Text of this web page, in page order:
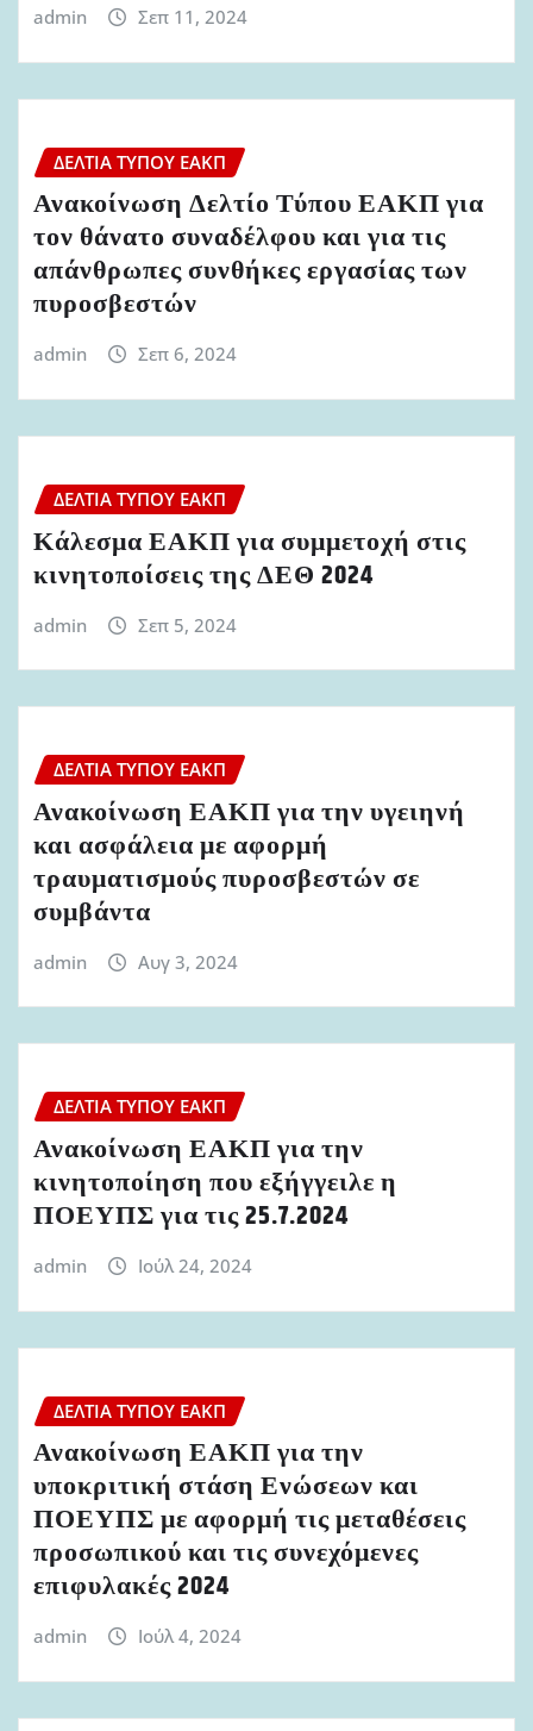
admin Σεπ 11, 2024
ΔΕΛΤΊΑ ΤΎΠΟΥ ΕΑΚΠ
Ανακοίνωση Δελτίο Τύπου ΕΑΚΠ για
τον θάνατο συναδέλφου και για τις
απάνθρωπες συνθήκες εργασίας των
πυροσβεστών
admin Σεπ 6, 2024
ΔΕΛΤΊΑ ΤΎΠΟΥ ΕΑΚΠ
Κάλεσμα ΕΑΚΠ για συμμετοχή στις
κινητοποίσεις της ΔΕΘ 2024
admin Σεπ 5, 2024
ΔΕΛΤΊΑ ΤΎΠΟΥ ΕΑΚΠ
Ανακοίνωση ΕΑΚΠ για την υγειηνή
και ασφάλεια με αφορμή
τραυματισμούς πυροσβεστών σε
συμβάντα
admin Αυγ 3, 2024
ΔΕΛΤΊΑ ΤΎΠΟΥ ΕΑΚΠ
Ανακοίνωση ΕΑΚΠ για την
κινητοποίηση που εξήγγειλε η
ΠΟΕΥΠΣ για τις 25.7.2024
admin Ιούλ 24, 2024
ΔΕΛΤΊΑ ΤΎΠΟΥ ΕΑΚΠ
Ανακοίνωση ΕΑΚΠ για την
υποκριτική στάση Ενώσεων και
ΠΟΕΥΠΣ με αφορμή τις μεταθέσεις
προσωπικού και τις συνεχόμενες
επιφυλακές 2024
admin Ιούλ 4, 2024